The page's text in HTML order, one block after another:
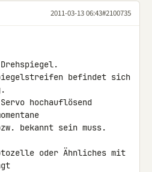
2011-03-13 06:43#2100735
befindet sich
hochauflösend
bekannt sein muss.
oder Ähnliches mit